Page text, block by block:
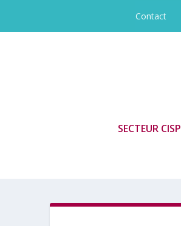
Contact
SECTEUR CISP